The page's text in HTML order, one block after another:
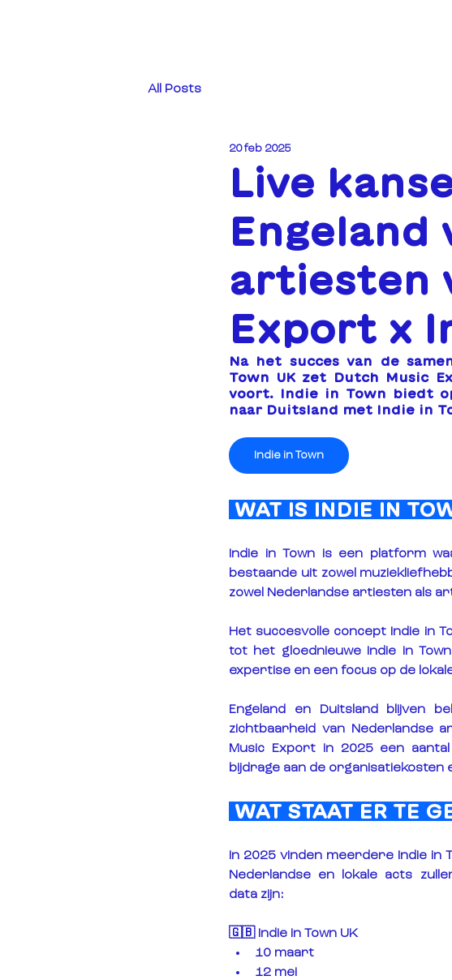
All Posts
Live
Engeland
artiesten
Export x
20 feb 2025
Na het succes van de
Town UK zet Dutch Music
voort. Indie in Town biedt
naar Duitsland met Indie in
Indie in Town
WAT IS INDIE IN
Indie in Town is een platform
bestaande uit zowel
zowel Nederlandse artiesten als
Het succesvolle concept Indie in
tot het gloednieuwe
Indie in
expertise en een focus op de
Engeland en Duitsland blijven
zichtbaarheid van Nederlandse
Music Export in 2025 een
bijdrage aan de
WAT STAAT ER TE
In 2025 vinden meerdere Indie in
Nederlandse en lokale acts
data zijn:
🇬🇧 Indie in Town UK
10 maart
12 mei